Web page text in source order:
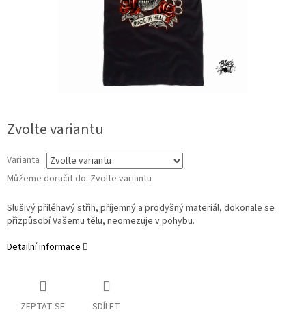
Zvolte variantu
Varianta
Můžeme doručit do: Zvolte variantu
Slušivý přiléhavý střih, příjemný a prodyšný materiál, dokonale se
přizpůsobí Vašemu tělu, neomezuje v pohybu.
Detailní informace
ZEPTAT SE SDÍLET